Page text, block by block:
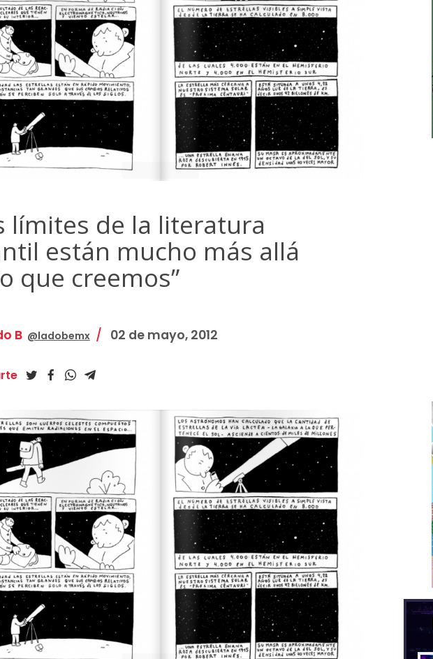
límites de la literatura
están mucho más allá
que creemos”
B @ladobemx 02 de mayo, 2012